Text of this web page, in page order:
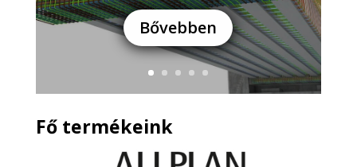
Bővebben
Fő termékeink